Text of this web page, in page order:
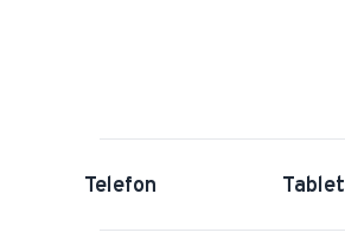
Telefon Tablet